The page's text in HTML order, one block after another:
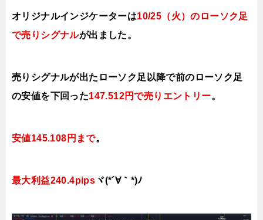
オリジナルインジケーターは10/25（火）のローソク足
で売りシグナルが出ました。
売りシグナルが出たローソク足以降で前のローソク足
の安値を下回った147.512円で売り エントリー。
安値145.108円まで。
最大利益240.4pips ヾ(*´∀｀*)ﾉ